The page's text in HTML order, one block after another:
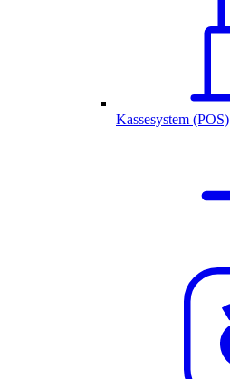
Kassesystem (POS)